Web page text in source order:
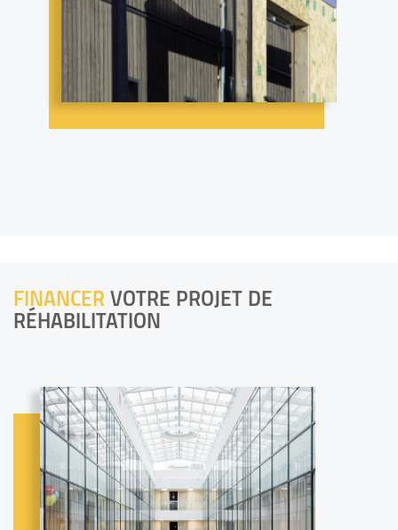
FINANCER VOTRE PROJET DE
RÉHABILITATION